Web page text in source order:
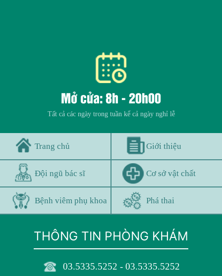
Mở cửa: 8h - 20h00
Tất cả các ngày trong tuần kể cả ngày nghỉ lễ
Trang chủ Giới thiệu
Đội ngũ bác sĩ Cơ sở vật chất
Bệnh viêm phụ khoa Phá thai
THÔNG TIN PHÒNG KHÁM
03.5335.5252 - 03.5335.5252